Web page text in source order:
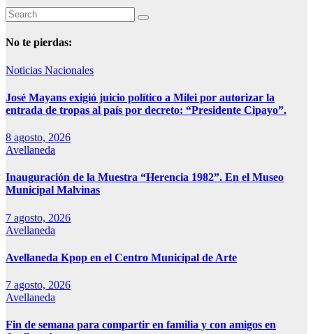
No te pierdas:
Noticias Nacionales
José Mayans exigió juicio político a Milei por autorizar la
entrada de tropas al país por decreto: “Presidente Cipayo”.
8 agosto, 2026
Avellaneda
Inauguración de la Muestra “Herencia 1982”. En el Museo
Municipal Malvinas
7 agosto, 2026
Avellaneda
Avellaneda Kpop en el Centro Municipal de Arte
7 agosto, 2026
Avellaneda
Fin de semana para compartir en familia y con amigos en